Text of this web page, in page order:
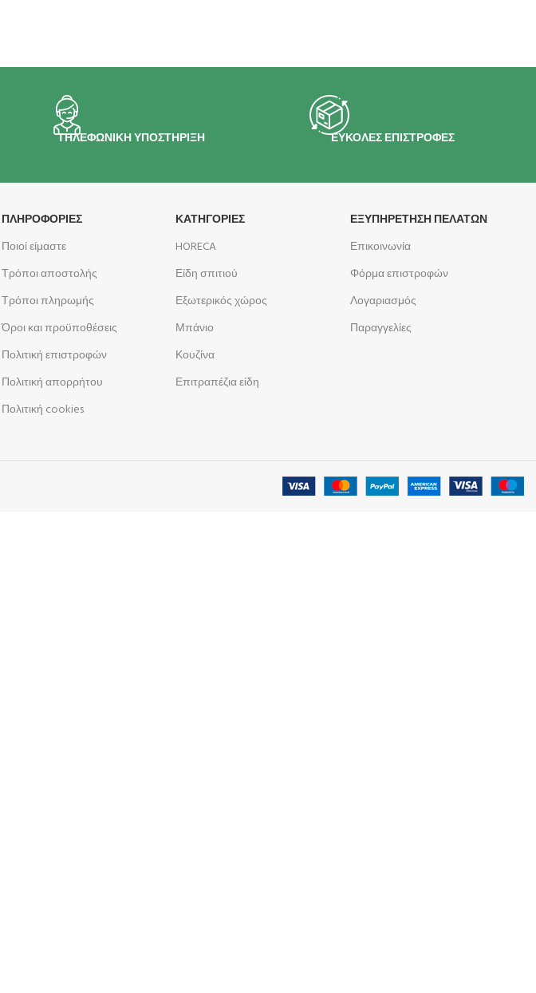
ΤΗΛΕΦΩΝΙΚΗ ΥΠΟΣΤΗΡΙΞΗ ΕΥΚΟΛΕΣ ΕΠΙΣΤΡΟΦΕΣ
ΠΛΗΡΟΦΟΡΊΕΣ
Ποιοί είμαστε
Τρόποι αποστολής
Τρόποι πληρωμής
Όροι και προϋποθέσεις
Πολιτική επιστροφών
Πολιτική απορρήτου
Πολιτική cookies
ΚΑΤΗΓΟΡΙΕΣ
HORECA
Είδη σπιτιού
Εξωτερικός χώρος
Μπάνιο
Κουζίνα
Επιτραπέζια είδη
ΕΞΥΠΗΡΕΤΗΣΗ ΠΕΛΑΤΩΝ
Επικοινωνία
Φόρμα επιστροφών
Λογαριασμός
Παραγγελίες